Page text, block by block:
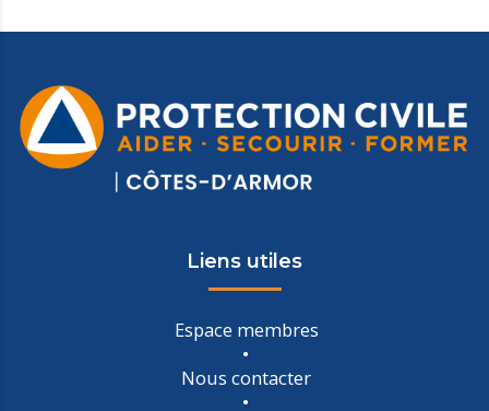
Liens utiles
Espace membres
Nous contacter